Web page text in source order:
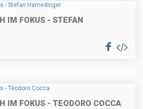
IM FOKUS - STEFAN
IM FOKUS - TEODORO COCCA